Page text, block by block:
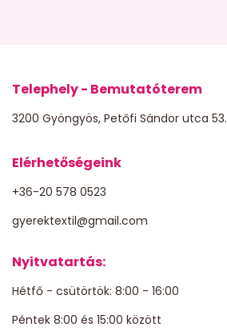
Telephely - Bemutatóterem
3200 Gyöngyös, Petőfi Sándor utca 53.
Elérhetőségeink
+36-20 578 0523
gyerektextil@gmail.com
Nyitvatartás:
Hétfő - csütörtök: 8:00 - 16:00
Péntek 8:00 és 15:00 között